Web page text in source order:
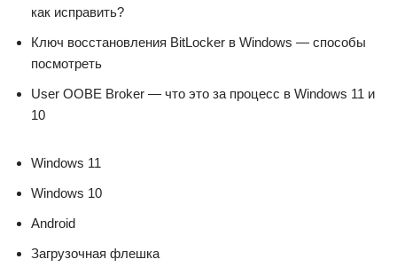
как исправить?
Ключ восстановления BitLocker в Windows — способы
посмотреть
User OOBE Broker — что это за процесс в Windows 11 и
10
Windows 11
Windows 10
Android
Загрузочная флешка